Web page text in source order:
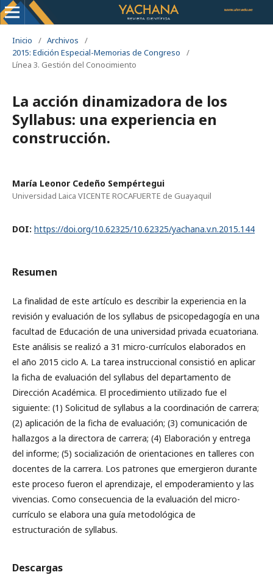
Inicio / Archivos
/
2015: Edición Especial-Memorias de Congreso
/
Línea 3. Gestión del Conocimiento
La acción dinamizadora de los
Syllabus: una experiencia en
construcción.
María Leonor Cedeño Sempértegui
Universidad Laica VICENTE ROCAFUERTE de Guayaquil
DOI: https://doi.org/10.62325/10.62325/yachana.v.n.2015.144
Resumen
La finalidad de este artículo es describir la experiencia en la
revisión y evaluación de los syllabus de psicopedagogía en una
facultad de Educación de una universidad privada ecuatoriana.
Este análisis se realizó a 31 micro-currículos elaborados en
el año 2015 ciclo A. La tarea instruccional consistió en aplicar
la ficha de evaluación del syllabus del departamento de
Dirección Académica. El procedimiento utilizado fue el
siguiente: (1) Solicitud de syllabus a la coordinación de carrera;
(2) aplicación de la ficha de evaluación; (3) comunicación de
hallazgos a la directora de carrera; (4) Elaboración y entrega
del informe; (5) socialización de orientaciones en talleres con
docentes de la carrera. Los patrones que emergieron durante
este proceso fueron el aprendizaje, el empoderamiento y las
vivencias. Como consecuencia de la evaluación del micro-
currículo se elabora una guía metodológica de
estructuración de syllabus.
Descargas